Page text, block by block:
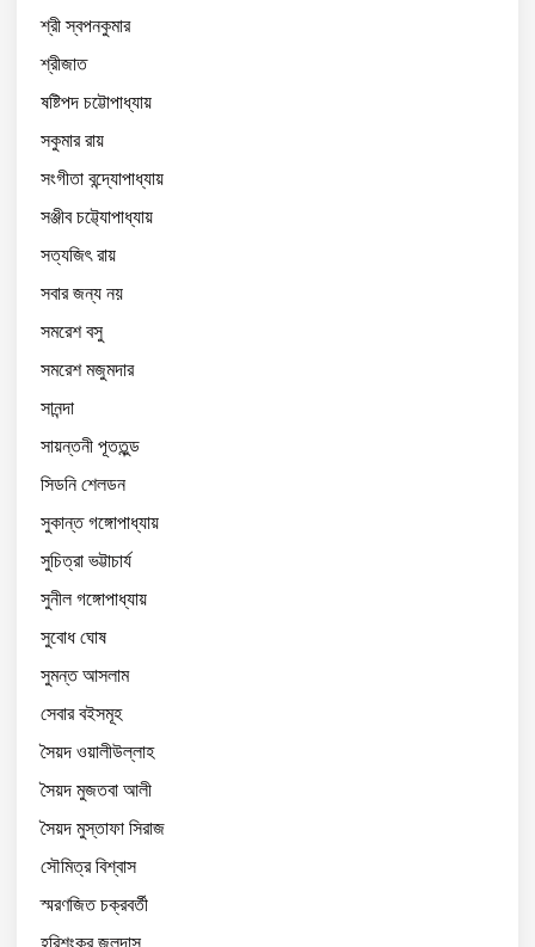
শ্রী স্বপনকুমার
শ্রীজাত
ষষ্টিপদ চট্টোপাধ্যায়
সকুমার রায়
সংগীতা বন্দ্যোপাধ্যায়
সঞ্জীব চট্ট্যোপাধ্যায়
সত্যজিৎ রায়
সবার জন্য নয়
সমরেশ বসু
সমরেশ মজুমদার
সানন্দা
সায়ন্তনী পূততুন্ড
সিডনি শেলডন
সুকান্ত গঙ্গোপাধ্যায়
সুচিত্রা ভট্টাচার্য
সুনীল গঙ্গোপাধ্যায়
সুবোধ ঘোষ
সুমন্ত আসলাম
সেবার বইসমূহ
সৈয়দ ওয়ালীউল্লাহ
সৈয়দ মুজতবা আলী
সৈয়দ মুস্তাফা সিরাজ
সৌমিত্র বিশ্বাস
স্মরণজিত চক্রবর্তী